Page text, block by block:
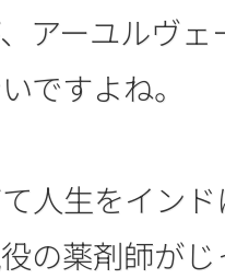
アーユルヴ
ですよね。
人生をイン
の薬剤師が